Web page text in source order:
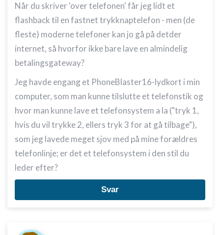
Når du skriver 'over telefonen' får jeg lidt et
flashback til en fastnet trykknaptelefon - men (de
fleste) moderne telefoner kan jo gå på detder
internet, så hvorfor ikke bare lave en almindelig
betalingsgateway?
Jeg havde engang et PhoneBlaster16-lydkort i min
computer, som man kunne tilslutte et telefonstik og
hvor man kunne lave et telefonsystem a la ("tryk 1,
hvis du vil trykke 2, ellers tryk 3 for at gå tilbage"),
som jeg lavede meget sjov med på mine forældres
telefonlinje; er det et telefonsystem i den stil du
leder efter?
Svar